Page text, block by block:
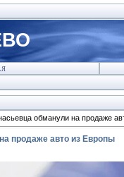
обманули на продаже
продаже авто из Европы